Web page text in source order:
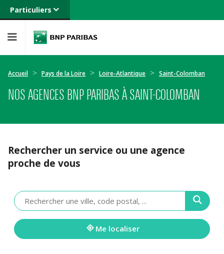
Particuliers
Banque privée
Entreprises
Accueil Pays de la Loire Loire-Atlantique Saint-Colomban
NOS AGENCES BNP PARIBAS À SAINT-COLOMBAN
Rechercher un service ou une agence
proche de vous
Veuillez
renseigner
une
adresse
Me localiser